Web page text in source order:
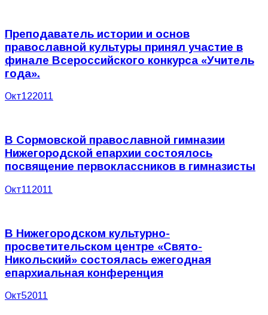
Преподаватель истории и основ
православной культуры принял участие в
финале Всероссийского конкурса «Учитель
года».
Окт122011
В Сормовской православной гимназии
Нижегородской епархии состоялось
посвящение первоклассников в гимназисты
Окт112011
В Нижегородском культурно-
просветительском центре «Свято-
Никольский» состоялась ежегодная
епархиальная конференция
Окт52011